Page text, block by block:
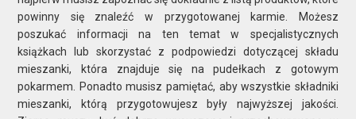
powinny się znaleźć w przygotowanej karmie. Możesz
poszukać informacji na ten temat w specjalistycznych
książkach lub skorzystać z podpowiedzi dotyczącej składu
mieszanki, która znajduje się na pudełkach z gotowym
pokarmem. Ponadto musisz pamiętać, aby wszystkie składniki
mieszanki, którą przygotowujesz były najwyższej jakości.